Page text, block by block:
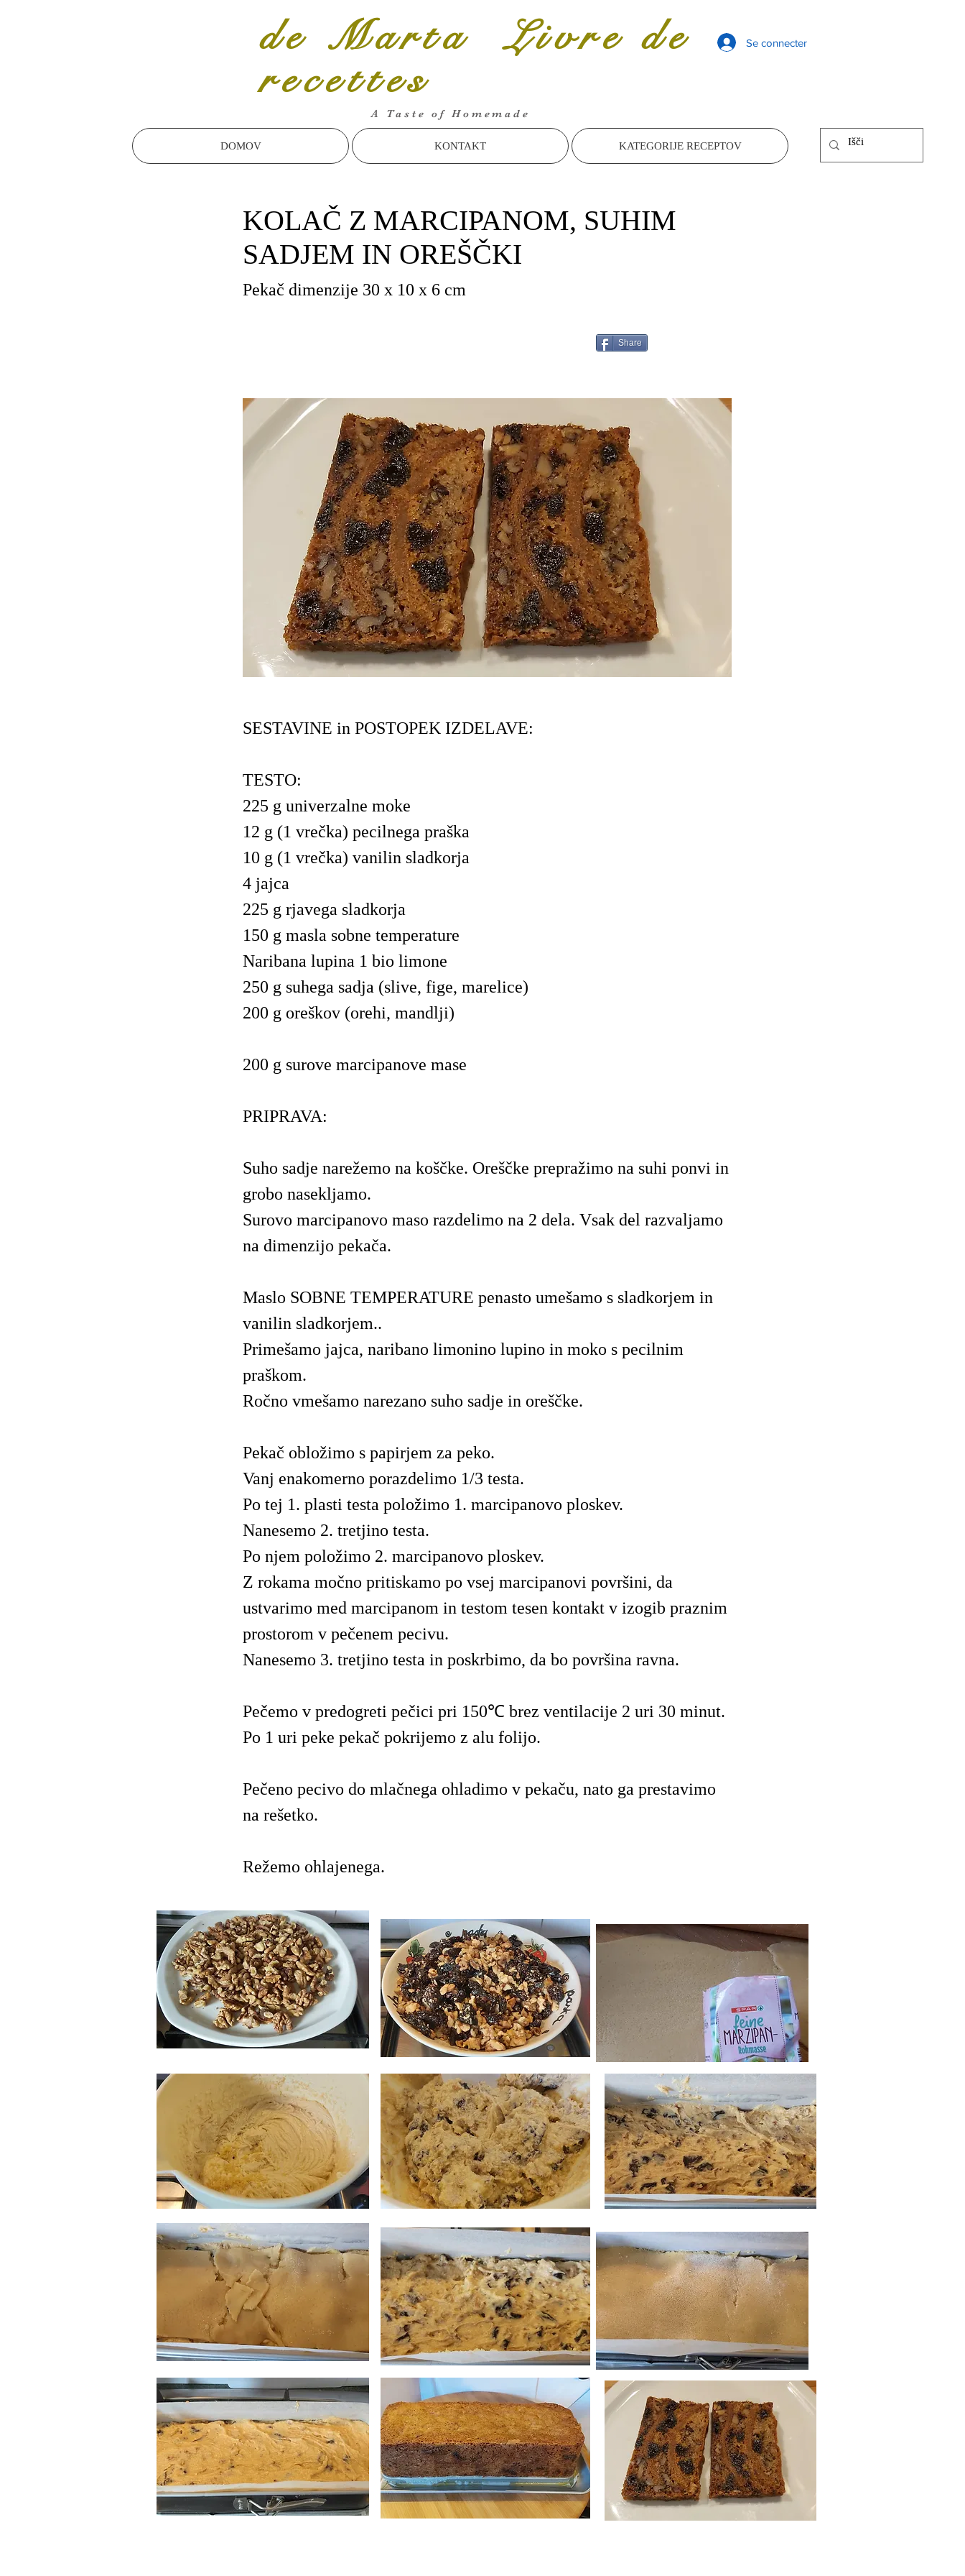
de Marta Livre de
recettes
Se connecter
A Taste of Homemade
DOMOV KONTAKT KATEGORIJE RECEPTOV
KOLAČ Z MARCIPANOM, SUHIM
SADJEM IN OREŠČKI
Pekač dimenzije 30 x 10 x 6 cm
Share
SESTAVINE in POSTOPEK IZDELAVE:
TESTO:
225 g univerzalne moke
12 g (1 vrečka) pecilnega praška
10 g (1 vrečka) vanilin sladkorja
4 jajca
225 g rjavega sladkorja
150 g masla sobne temperature
Naribana lupina 1 bio limone
250 g suhega sadja (slive, fige, marelice)
200 g oreškov (orehi, mandlji)
200 g surove marcipanove mase
PRIPRAVA:
Suho sadje narežemo na koščke. Oreščke prepražimo na suhi ponvi in
grobo nasekljamo.
Surovo marcipanovo maso razdelimo na 2 dela. Vsak del razvaljamo
na dimenzijo pekača.
Maslo SOBNE TEMPERATURE penasto umešamo s sladkorjem in
vanilin sladkorjem..
Primešamo jajca, naribano limonino lupino in moko s pecilnim
praškom.
Ročno vmešamo narezano suho sadje in oreščke.
Pekač obložimo s papirjem za peko.
Vanj enakomerno porazdelimo 1/3 testa.
Po tej 1. plasti testa položimo 1. marcipanovo ploskev.
Nanesemo 2. tretjino testa.
Po njem položimo 2. marcipanovo ploskev.
Z rokama močno pritiskamo po vsej marcipanovi površini, da
ustvarimo med marcipanom in testom tesen kontakt v izogib praznim
prostorom v pečenem pecivu.
Nanesemo 3. tretjino testa in poskrbimo, da bo površina ravna.
Pečemo v predogreti pečici pri 150℃ brez ventilacije 2 uri 30 minut.
Po 1 uri peke pekač pokrijemo z alu folijo.
Pečeno pecivo do mlačnega ohladimo v pekaču, nato ga prestavimo
na rešetko.
Režemo ohlajenega.